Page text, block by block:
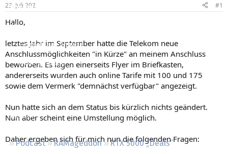
Forum
Aktuelles
Empfohlene Inhalte
Neue Beiträge
Neueste Aktivitäten
Regeln
Podcast RAMageddon
RTX 5000 „Deals“
e
r
t
23. Juli 2020 #1
Hallo,
letztes Jahr im September hatte die Telekom neue
Anschlussmöglichkeiten "in Kürze" an meinem Anschluss
beworben. Es lagen einerseits Flyer im Briefkasten,
andererseits wurden auch online Tarife mit 100 und 175
sowie dem Vermerk "demnächst verfügbar" angezeigt.
Nun hatte sich an dem Status bis kürzlich nichts geändert.
Nun aber scheint eine Umstellung möglich.
Daher ergeben sich für mich nun die folgenden Fragen: